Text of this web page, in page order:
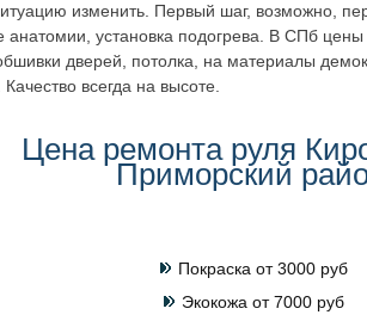
изменить. Первый шаг, возможно,
анатомии, установка подогрева. В СПб
дверей, потолка, на материалы
всегда на высоте.
Цена ремонта руля
Приморский
Покраска от 3000 руб
Экокожа от 7000 руб